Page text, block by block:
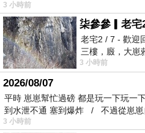
3 小時前
柒參參▎老宅
老宅2 / 7 - 歡迎
三樓，廄，大崽
個人整整齊齊地
3 小時前
2026/08/07
平時 崽崽幫忙過磅 都是玩一下玩一
到水泄不通 塞到爆炸 / 不過從崽崽
3 小時前